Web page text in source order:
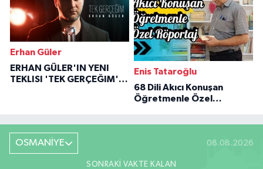
Erhan Güler
ERHAN GÜLER'IN YENI
TEKLISI 'TEK GERÇEĞIM'LE
Enis Tataroğlu
68 Dili Akıcı Konuşan
Öğretmenle Özel
OSMANİYE 08.08.2026
SONRAKI VAKTE KALAN